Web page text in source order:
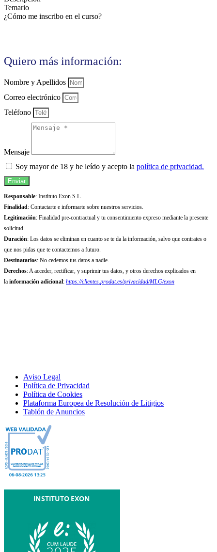
Temario
¿Cómo me inscribo en el curso?
Quiero más información:
Nombre y Apellidos
Correo electrónico
Teléfono
Mensaje
Soy mayor de 18 y he leído y acepto la política de privacidad.
Enviar
Responsable: Instituto Exon S.L.
Finalidad: Contactarte e informarte sobre nuestros servicios.
Legitimación: Finalidad pre-contractual y tu consentimiento expreso mediante la presente
solicitud.
Duración: Los datos se eliminan en cuanto se te da la información, salvo que contrates o
que nos pidas que te contactemos a futuro.
Destinatarios: No cedemos tus datos a nadie.
Derechos: A acceder, rectificar, y suprimir tus datos, y otros derechos explicados en
la información adicional: https://clientes.prodat.es/privacidad/MLG/exon
Aviso Legal
Política de Privacidad
Política de Cookies
Plataforma Europea de Resolución de Litigios
Tablón de Anuncios